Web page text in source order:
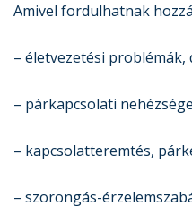
Amivel fordulhatnak
– életvezetési
– párkapcsolati
– kapcsolatteremtés,
– szorongás-